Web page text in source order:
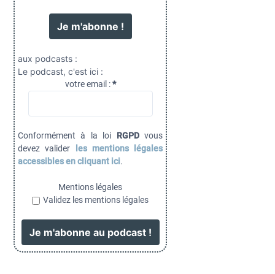
aux podcasts :
Le podcast, c'est ici :
votre email :*
Conformément à la loi RGPDvous
devez valider
les mentions légales
accessibles en cliquant ici.
Mentions légales
Validez les mentions légales